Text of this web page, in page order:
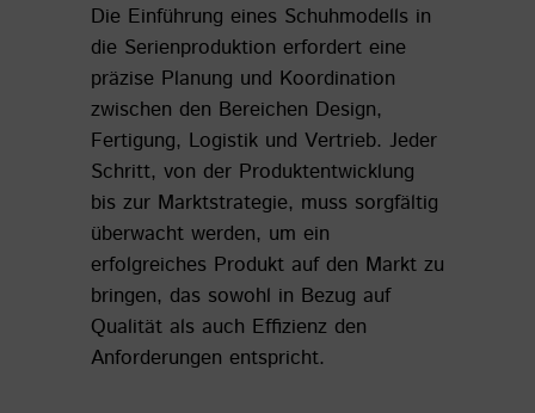
Die Einführung eines Schuhmodells in
die Serienproduktion erfordert eine
präzise Planung und Koordination
zwischen den Bereichen Design,
Fertigung, Logistik und Vertrieb. Jeder
Schritt, von der Produktentwicklung
bis zur Marktstrategie, muss sorgfältig
überwacht werden, um ein
erfolgreiches Produkt auf den Markt zu
bringen, das sowohl in Bezug auf
Qualität als auch Effizienz den
Anforderungen entspricht.